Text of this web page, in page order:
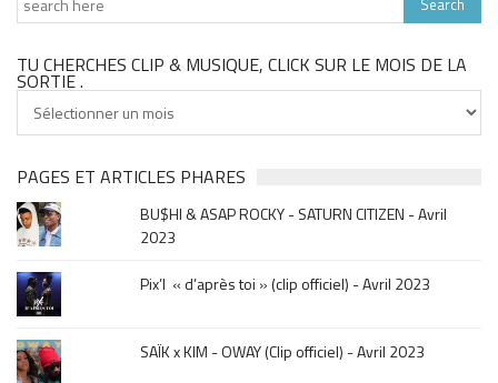
TU CHERCHES CLIP & MUSIQUE, CLICK SUR LE MOIS DE LA
SORTIE .
cherches
&
musique,
click
sur
le
mois
de
la
sortie
PAGES ET ARTICLES PHARES
BU$HI & ASAP ROCKY - SATURN CITIZEN - Avril
2023
Pix’l « d’après toi » (clip officiel) - Avril 2023
SAÏK x KIM - OWAY (Clip officiel) - Avril 2023